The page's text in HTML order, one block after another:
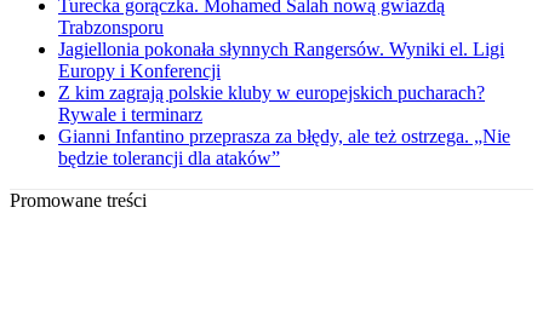
Turecka gorączka. Mohamed Salah nową gwiazdą
Trabzonsporu
Jagiellonia pokonała słynnych Rangersów. Wyniki el. Ligi
Europy i Konferencji
Z kim zagrają polskie kluby w europejskich pucharach?
Rywale i terminarz
Gianni Infantino przeprasza za błędy, ale też ostrzega. „Nie
będzie tolerancji dla ataków”
Promowane treści